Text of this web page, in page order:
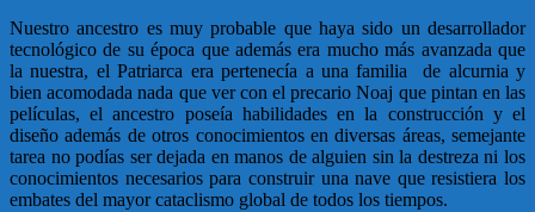
Nuestro ancestro es muy probable que haya sido un desarrollador
tecnológico de su época que además era mucho más avanzada que
la nuestra, el Patriarca era pertenecía a una familia de alcurnia y
bien acomodada nada que ver con el precario Noaj que pintan en las
películas, el ancestro poseía habilidades en la construcción y el
diseño además de otros conocimientos en diversas áreas, semejante
tarea no podías ser dejada en manos de alguien sin la destreza ni los
conocimientos necesarios para construir una nave que resistiera los
embates del mayor cataclismo global de todos los tiempos.